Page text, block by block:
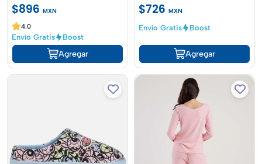
$896 MXN
4.0
Envío Gratis Boost
Agregar
$726 MXN
Envío Gratis
Boost
Agregar